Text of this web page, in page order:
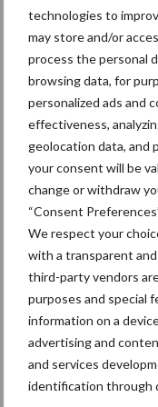
technologies to
may store and/or
process the personal
browsing data, for
personalized ads and
effectiveness,
geolocation data, and
your consent will be
change or withdraw
“Consent
We respect your
with a transparent
third-party vendors
purposes and special
information on a
advertising and
and services
identification through
betere resultaten dit
dierenarts en begin
Aanbevolen